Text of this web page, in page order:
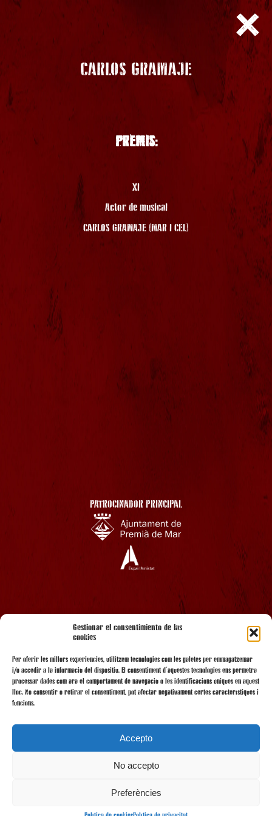
Gestionar el consentimiento de las
cookies
Per oferir les millors experiències, utilitzem tecnologies com les galetes per emmagatzemar
i/o accedir a la informació del dispositiu. El consentiment d'aquestes tecnologies ens permetrà
processar dades com ara el comportament de navegació o les identificacions úniques en aquest
lloc. No consentir o retirar el consentiment, pot afectar negativament certes característiques i
funcions.
Accepto
No accepto
Preferències
CARLOS GRAMAJE
PREMIS:
XI
Actor de musical
CARLOS GRAMAJE (MAR I CEL)
PATROCINADOR PRINCIPAL
AMB EL SUPORT
AMB LA COL·LABORACIÓ